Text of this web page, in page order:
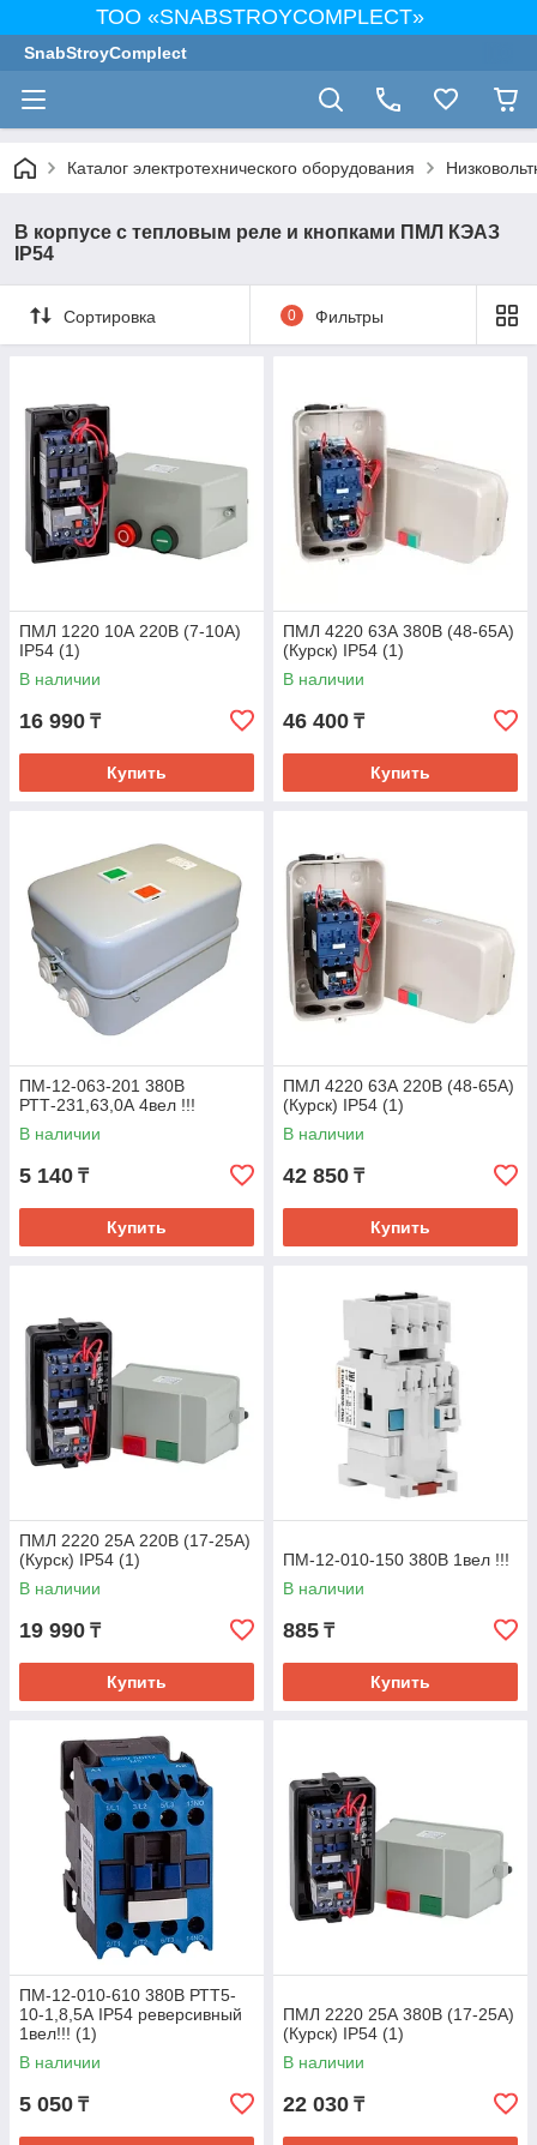
ТОО «SNABSTROYCOMPLECT»
SnabStroyComplect
Каталог электротехнического оборудования
В корпусе с тепловым реле и кнопками ПМЛ КЭАЗ
IP54
Сортировка 0 Фильтры
ПМЛ 1220 10А 220В (7-10А)
IP54 (1)
В наличии
16 990 ₸
Купить
ПМЛ 4220 63А 380В (48-65А)
(Курск) IP54 (1)
В наличии
46 400 ₸
Купить
ПМ-12-063-201 380В
РТТ-231,63,0А 4вел !!!
В наличии
5 140 ₸
Купить
ПМЛ 4220 63А 220В (48-65А)
(Курск) IP54 (1)
В наличии
42 850 ₸
Купить
ПМЛ 2220 25А 220В (17-25А)
(Курск) IP54 (1)
В наличии
19 990 ₸
Купить
ПМ-12-010-150 380В 1вел !!!
В наличии
885 ₸
Купить
ПМ-12-010-610 380В РТТ5-
10-1,8,5А IP54 реверсивный
1вел!!! (1)
В наличии
5 050 ₸
ПМЛ 2220 25А 380В (17-25А)
(Курск) IP54 (1)
В наличии
22 030 ₸